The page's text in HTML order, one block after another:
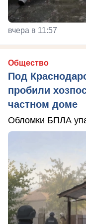
вчера в 11:57
Общество
Под
пробили
частном доме
Обломки БПЛА